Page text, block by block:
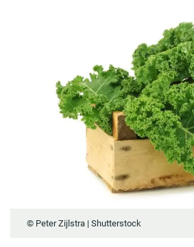
© Peter Zijlstra | Shutterstock